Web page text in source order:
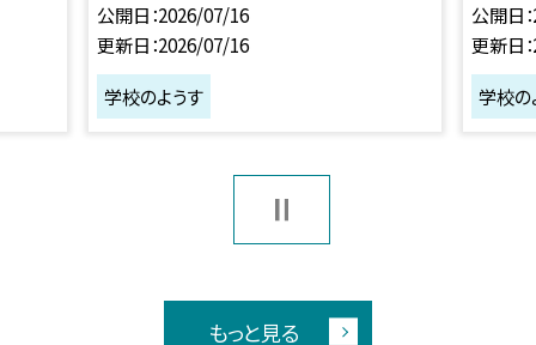
公開日 2026/07/16
更新日 2026/07/16
学校のようす
公開日
更新日
学校の
もっと見る